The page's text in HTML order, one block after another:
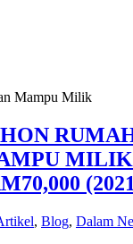
Mampu Milik
MILIK
, Blog, Dalam